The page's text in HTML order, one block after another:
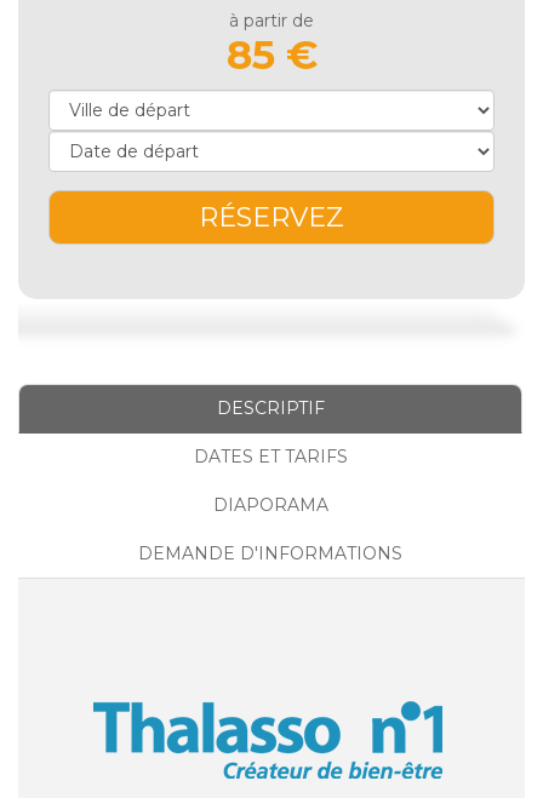
à partir de
85 €
RÉSERVEZ
DESCRIPTIF
DATES ET TARIFS
DIAPORAMA
DEMANDE D'INFORMATIONS